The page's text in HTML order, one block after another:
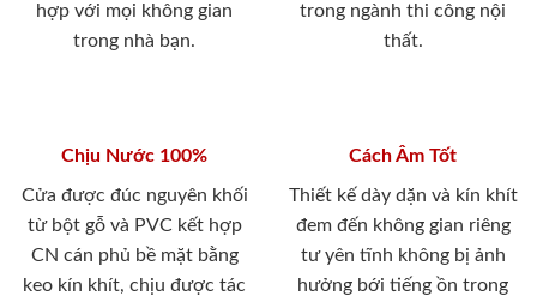
hợp với mọi không gian
trong nhà bạn.
trong ngành thi công nội
thất.
Chịu Nước 100%
Cửa được đúc nguyên khối
từ bột gỗ và PVC kết hợp
CN cán phủ bề mặt bằng
keo kín khít, chịu được tác
Cách Âm Tốt
Thiết kế dày dặn và kín khít
đem đến không gian riêng
tư yên tĩnh không bị ảnh
hưởng bới tiếng ồn trong